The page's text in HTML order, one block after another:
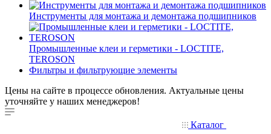
Инструменты для монтажа и демонтажа подшипников
Промышленные клеи и герметики - LOCTITE,
TEROSON
Фильтры и фильтрующие элементы
Цены на сайте в процессе обновления. Актуальные цены
уточняйте у наших менеджеров!
Каталог